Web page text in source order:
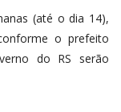
(até o dia 14),
o prefeito
do RS serão